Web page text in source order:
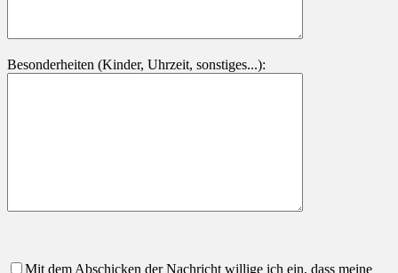
Besonderheiten (Kinder, Uhrzeit, sonstiges...):
Mit dem Abschicken der Nachricht willige ich ein, dass meine